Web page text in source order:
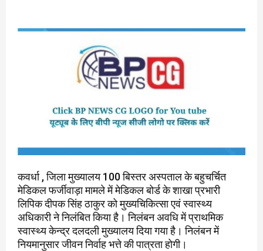
कवर्धा , जिला मुख्यालय 100 बिस्तर अस्पताल के बहुचर्चित
मेडिकल फर्जीवाड़ा मामले में मेडिकल बोर्ड के शाखा प्रभारी
लिपिक दीपक सिंह ठाकुर को मुख्यचिकित्सा एवं स्वास्थ्य
अधिकारी ने निलंबित किया है। निलंबन अवधि में प्राथमिक
स्वास्थ्य केन्द्र दलदली मुख्यालय दिया गया है। निलंबन में
नियमानुसार जीवन निर्वाह भत्ते की पात्रता होगी।